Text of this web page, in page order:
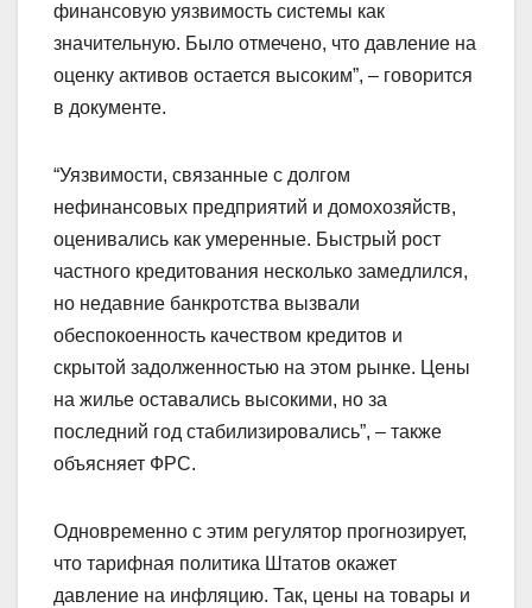
финансовую уязвимость системы как
значительную. Было отмечено, что давление на
оценку активов остается высоким”, – говорится
в документе.
“Уязвимости, связанные с долгом
нефинансовых предприятий и домохозяйств,
оценивались как умеренные. Быстрый рост
частного кредитования несколько замедлился,
но недавние банкротства вызвали
обеспокоенность качеством кредитов и
скрытой задолженностью на этом рынке. Цены
на жилье оставались высокими, но за
последний год стабилизировались”, – также
объясняет ФРС.
Одновременно с этим регулятор прогнозирует,
что тарифная политика Штатов окажет
давление на инфляцию. Так, цены на товары и